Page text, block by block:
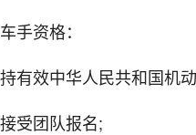
手资格：
有效中华人民共和国机
受团队报名;